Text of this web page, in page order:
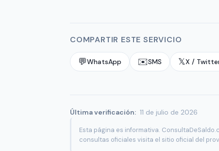
COMPARTIR ESTE SERVICIO
💬WhatsApp ✉️SMS 𝕏X /
Última verificación: 11 de julio de 2026
Esta página es informativa.
consultas oficiales visita el sitio oficial del